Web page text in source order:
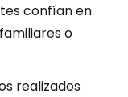
confían en
o
realizados